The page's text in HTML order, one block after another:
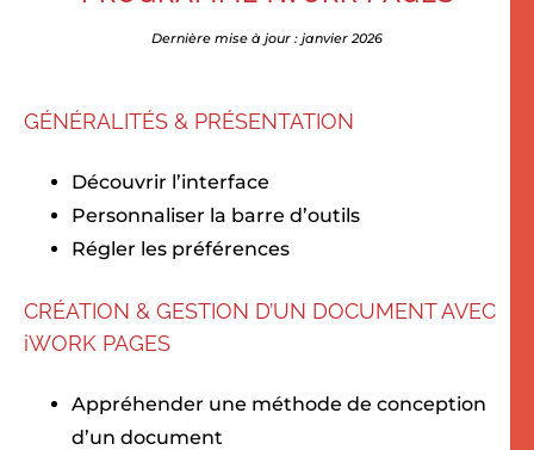
Dernière mise à jour : janvier 2026
GÉNÉRALITÉS & PRÉSENTATION
Découvrir l’interface
Personnaliser la barre d’outils
Régler les préférences
CRÉATION & GESTION D’UN DOCUMENT AVEC
iWORK PAGES
Appréhender une méthode de conception
d’un document